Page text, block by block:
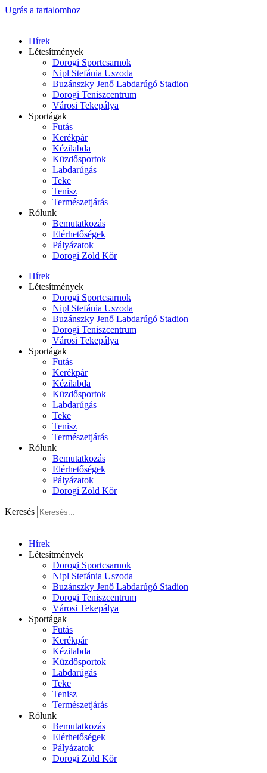
Ugrás a tartalomhoz
Hírek
Létesítmények
Dorogi Sportcsarnok
Nipl Stefánia Uszoda
Buzánszky Jenő Labdarúgó Stadion
Dorogi Teniszcentrum
Városi Tekepálya
Sportágak
Futás
Kerékpár
Kézilabda
Küzdősportok
Labdarúgás
Teke
Tenisz
Természetjárás
Rólunk
Bemutatkozás
Elérhetőségek
Pályázatok
Dorogi Zöld Kör
Hírek
Létesítmények
Dorogi Sportcsarnok
Nipl Stefánia Uszoda
Buzánszky Jenő Labdarúgó Stadion
Dorogi Teniszcentrum
Városi Tekepálya
Sportágak
Futás
Kerékpár
Kézilabda
Küzdősportok
Labdarúgás
Teke
Tenisz
Természetjárás
Rólunk
Bemutatkozás
Elérhetőségek
Pályázatok
Dorogi Zöld Kör
Keresés
Hírek
Létesítmények
Dorogi Sportcsarnok
Nipl Stefánia Uszoda
Buzánszky Jenő Labdarúgó Stadion
Dorogi Teniszcentrum
Városi Tekepálya
Sportágak
Futás
Kerékpár
Kézilabda
Küzdősportok
Labdarúgás
Teke
Tenisz
Természetjárás
Rólunk
Bemutatkozás
Elérhetőségek
Pályázatok
Dorogi Zöld Kör